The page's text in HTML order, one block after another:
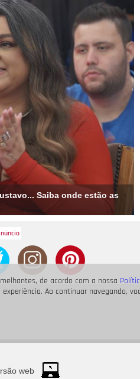
de acordo com a nossa
Ao continuar navegando,
Saiba onde estão as
web